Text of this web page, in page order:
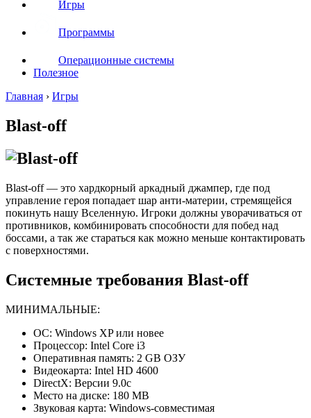
Игры
Программы
Операционные системы
Полезное
Главная › Игры
Blast-off
Blast-off — это хардкорный аркадный джампер, где под
управление героя попадает шар анти-материи, стремящейся
покинуть нашу Вселенную. Игроки должны уворачиваться от
противников, комбинировать способности для побед над
боссами, а так же стараться как можно меньше контактировать
с поверхностями.
Системные требования Blast-off
МИНИМАЛЬНЫЕ:
ОС: Windows XP или новее
Процессор: Intel Core i3
Оперативная память: 2 GB ОЗУ
Видеокарта: Intel HD 4600
DirectX: Версии 9.0c
Место на диске: 180 MB
Звуковая карта: Windows-совместимая